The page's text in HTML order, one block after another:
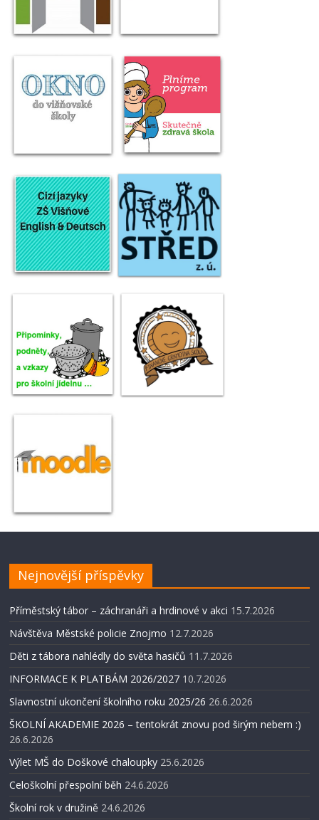
Nejnovější příspěvky
Příměstský tábor – záchranáři a hrdinové v akci 15.7.2026
Návštěva Městské policie Znojmo 12.7.2026
Děti z tábora nahlédly do světa hasičů 11.7.2026
INFORMACE K PLATBÁM 2026/2027 10.7.2026
Slavnostní ukončení školního roku 2025/26 26.6.2026
ŠKOLNÍ AKADEMIE 2026 – tentokrát znovu pod širým nebem :)
26.6.2026
Výlet MŠ do Doškové chaloupky 25.6.2026
Celoškolní přespolní běh 24.6.2026
Školní rok v družině 24.6.2026